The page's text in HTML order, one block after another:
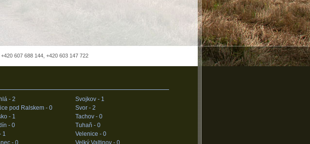
607 688 144, +420 603 147 722
- 2
pod Ralskem - 0
- 1
- 0
1
- 0
Svojkov - 1
Svor - 2
Tachov - 0
Tuhaň - 0
Velenice - 0
Velký Valtinov - 0